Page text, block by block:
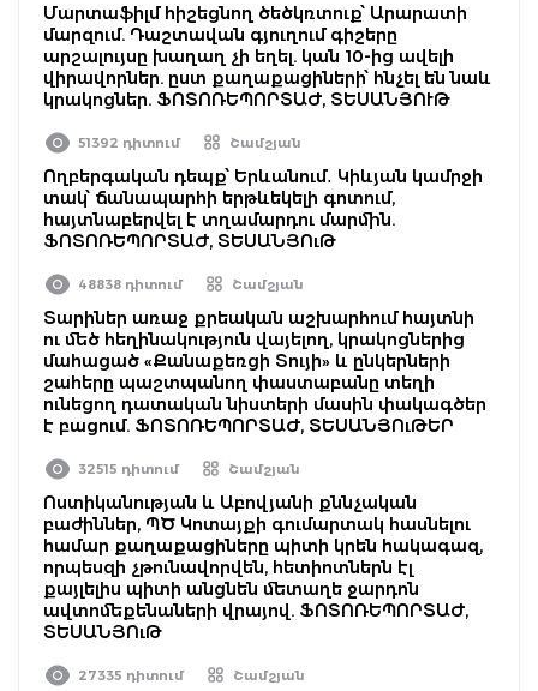
Մարտաֆիլմ հիշեցնող ծեծկռտուք՝ Արարատի
մարզում. Դաշտավան գյուղում գիշերը
արշալույսը խաղաղ չի եղել. կան 10-ից ավելի
վիրավորներ. ըստ քաղաքացիների՝ հնչել են նաև
կրակոցներ. ՖՈՏՈՌԵՊՈՐՏԱԺ, ՏԵՍԱՆՅՈՒԹ
51392 դիտում Շամշյան
Ողբերգական դեպք՝ Երևանում․ Կիևյան կամրջի
տակ՝ ճանապարհի երթևեկելի գոտում,
հայտնաբերվել է տղամարդու մարմին.
ՖՈՏՈՌԵՊՈՐՏԱԺ, ՏԵՍԱՆՅՈւԹ
48838 դիտում Շամշյան
Տարիներ առաջ քրեական աշխարհում հայտնի
ու մեծ հեղինակություն վայելող, կրակոցներից
մահացած «Քանաքեռցի Տույի» և ընկերների
շահերը պաշտպանող փաստաբանը տեղի
ունեցող դատական նիստերի մասին փակագծեր
է բացում. ՖՈՏՈՌԵՊՈՐՏԱԺ, ՏԵՍԱՆՅՈւԹԵՐ
32515 դիտում Շամշյան
Ոստիկանության և Աբովյանի քննչական
բաժիններ, ՊԾ Կոտայքի գումարտակ հասնելու
համար քաղաքացիները պիտի կրեն հակագազ,
որպեսզի չթունավորվեն, հետիոտներն էլ
քայլելիս պիտի անցնեն մետաղե ջարդոն
ավտոմեքենաների վրայով. ՖՈՏՈՌԵՊՈՐՏԱԺ,
ՏԵՍԱՆՅՈւԹ
27335 դիտում Շամշյան